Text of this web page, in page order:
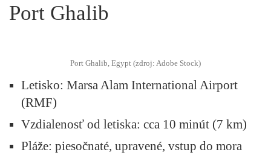
Port Ghalib
Port Ghalib, Egypt (zdroj: Adobe Stock)
Letisko: Marsa Alam International Airport
(RMF)
Vzdialenosť od letiska: cca 10 minút (7 km)
Pláže: piesočnaté, upravené, vstup do mora